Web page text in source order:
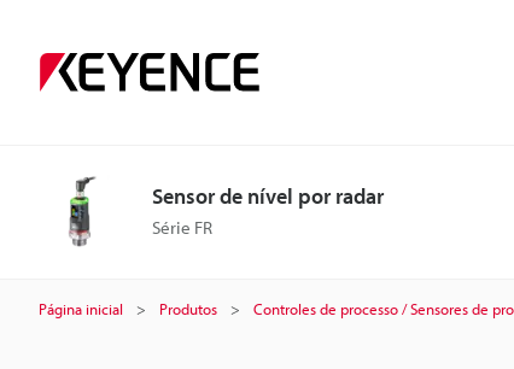
Sensor de nível por radar
Série FR
Página inicial Produtos Controles de processo / Sensores de